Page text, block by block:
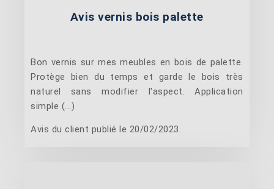
Avis vernis bois palette
Bon vernis sur mes meubles en bois de palette.
Protège bien du temps et garde le bois très
naturel sans modifier l'aspect. Application
simple (...)
Avis du client publié le 20/02/2023.